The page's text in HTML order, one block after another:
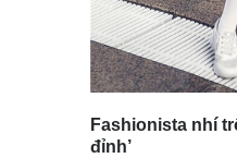
Fashionista nhí
đỉnh’